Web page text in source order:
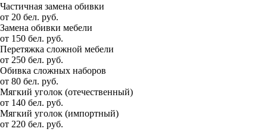
Частичная замена обивки
от 20 бел. руб.
Замена обивки мебели
от 150 бел. руб.
Перетяжка сложной мебели
от 250 бел. руб.
Обивка сложных наборов
от 80 бел. руб.
Мягкий уголок (отечественный)
от 140 бел. руб.
Мягкий уголок (импортный)
от 220 бел. руб.